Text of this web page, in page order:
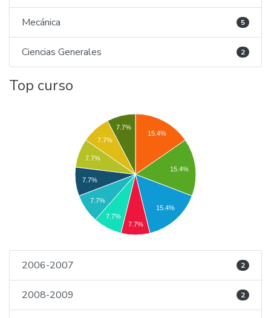
Mecánica 5
Ciencias Generales 2
Top curso
15.4%
15.4%
15.4%
7.7%
7.7%
7.7%
7.7%
7.7%
7.7%
7.7%
2006-2007 2
2008-2009 2